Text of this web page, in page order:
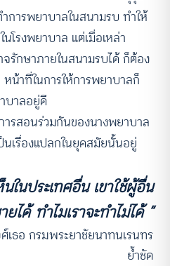
ารพยาบาลในสนามรบ ทำให้
โรงพยาบาล แต่เมื่อเหล่า
รักษาภายในสนามรบได้ ก็ต้อง
น้าที่ในการให้การพยาบาลก็
บาลอยู่ดี
ารสอนร่วมกันของนางพยาบาล
เรื่องแปลกในยุคสมัยนั้นอยู่
นในประเทศอื่น เขาใช้ผู้อื่น
ได้ ทำไมเราจะทำไม่ได้ ”
เธอ กรมพระยาชัยนาทนเรนทร
ย้ำชัด